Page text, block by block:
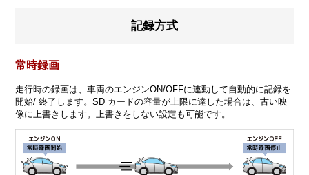
記録方式
常時録画
走行時の録画は、車両のエンジンON/OFFに連動して自動的に記録を
開始/ 終了します。SD カードの容量が上限に達した場合は、古い映
像に上書きします。上書きをしない設定も可能です。